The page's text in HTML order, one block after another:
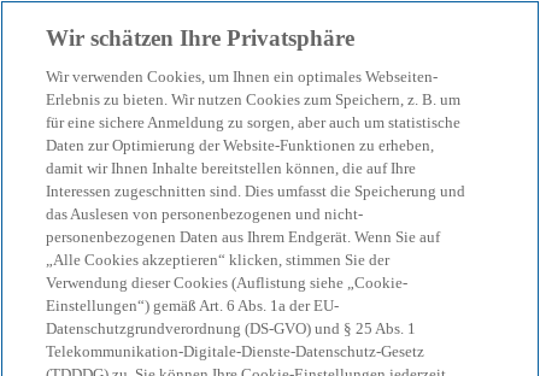
menu search
Das Interne
Kontrollsystem und KI-
Anwendungen
KI-Anwendungen sind vielseitig & mit Bedacht zu
wählen. Technische Fragen und praktische
Wir schätzen Ihre Privatsphäre
Wir verwenden Cookies, um Ihnen ein optimales Webseiten-
Erlebnis zu bieten. Wir nutzen Cookies zum Speichern, z. B. um
für eine sichere Anmeldung zu sorgen, aber auch um statistische
Daten zur Optimierung der Website-Funktionen zu erheben,
damit wir Ihnen Inhalte bereitstellen können, die auf Ihre
Interessen zugeschnitten sind. Dies umfasst die Speicherung und
das Auslesen von personenbezogenen und nicht-
personenbezogenen Daten aus Ihrem Endgerät. Wenn Sie auf
„Alle Cookies akzeptieren“ klicken, stimmen Sie der
Verwendung dieser Cookies (Auflistung siehe „Cookie-
Einstellungen“) gemäß Art. 6 Abs. 1a der EU-
Datenschutzgrundverordnung (DS-GVO) und § 25 Abs. 1
Telekommunikation-Digitale-Dienste-Datenschutz-Gesetz